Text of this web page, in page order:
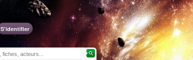
S'identifier